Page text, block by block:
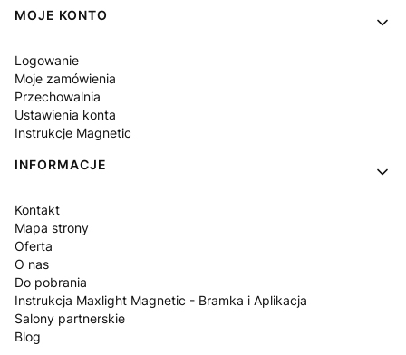
Linki w stopce
MOJE KONTO
Logowanie
Moje zamówienia
Przechowalnia
Ustawienia konta
Instrukcje Magnetic
INFORMACJE
Kontakt
Mapa strony
Oferta
O nas
Do pobrania
Instrukcja Maxlight Magnetic - Bramka i Aplikacja
Salony partnerskie
Blog